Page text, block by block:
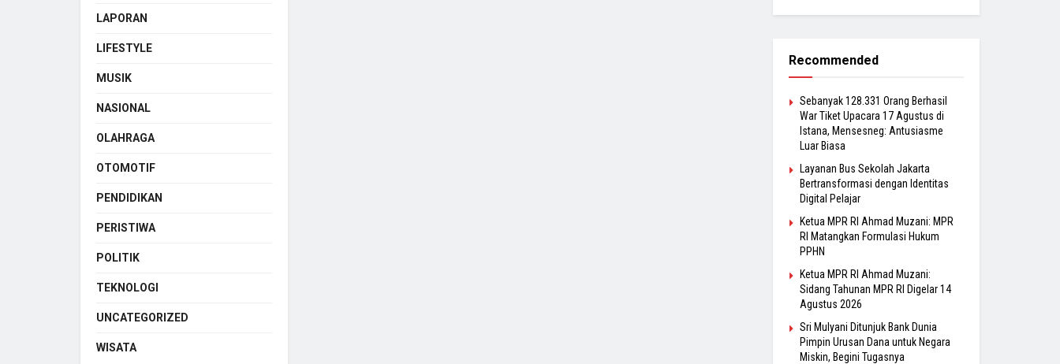
LAPORAN
LIFESTYLE
MUSIK
NASIONAL
OLAHRAGA
OTOMOTIF
PENDIDIKAN
PERISTIWA
POLITIK
TEKNOLOGI
UNCATEGORIZED
WISATA
Recommended
Sebanyak 128.331 Orang Berhasil
War Tiket Upacara 17 Agustus di
Istana, Mensesneg: Antusiasme
Luar Biasa
Layanan Bus Sekolah Jakarta
Bertransformasi dengan Identitas
Digital Pelajar
Ketua MPR RI Ahmad Muzani: MPR
RI Matangkan Formulasi Hukum
PPHN
Ketua MPR RI Ahmad Muzani:
Sidang Tahunan MPR RI Digelar 14
Agustus 2026
Sri Mulyani Ditunjuk Bank Dunia
Pimpin Urusan Dana untuk Negara
Miskin, Begini Tugasnya